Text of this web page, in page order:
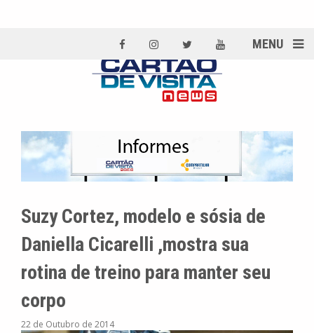
MENU
Suzy Cortez, modelo e sósia de
Daniella Cicarelli ,mostra sua
rotina de treino para manter seu
corpo
22 de Outubro de 2014